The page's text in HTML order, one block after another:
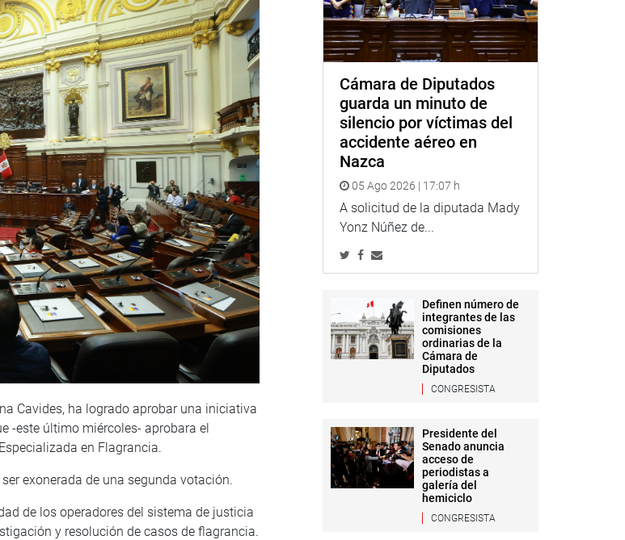
Cavides, ha logrado aprobar una iniciativa
-este último miércoles- aprobara el
en Flagrancia.
exonerada de una segunda votación.
de los operadores del sistema de justicia
y resolución de casos de flagrancia.
Cámara de Diputados
guarda un minuto de
silencio por víctimas del
accidente aéreo en
Nazca
05 Ago 2026 | 17:07 h
A solicitud de la diputada Mady
Yonz Núñez de...
Definen número de
integrantes de las
comisiones
ordinarias de la
Cámara de
Diputados
CONGRESISTA
Presidente del
Senado anuncia
acceso de
periodistas a
galería del
hemiciclo
CONGRESISTA